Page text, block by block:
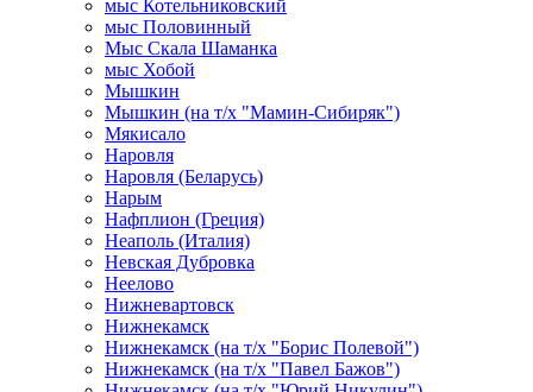
мыс Котельниковский
мыс Половинный
Мыс Скала Шаманка
мыс Хобой
Мышкин
Мышкин (на т/х "Мамин-Сибиряк")
Мякисало
Наровля
Наровля (Беларусь)
Нарым
Нафплион (Греция)
Неаполь (Италия)
Невская Дубровка
Неелово
Нижневартовск
Нижнекамск
Нижнекамск (на т/х "Борис Полевой")
Нижнекамск (на т/х "Павел Бажов")